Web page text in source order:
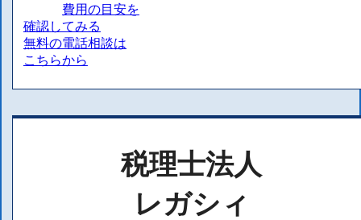
費用の目安を
確認してみる
無料の電話相談は
こちらから
税理士法人
レガシィ